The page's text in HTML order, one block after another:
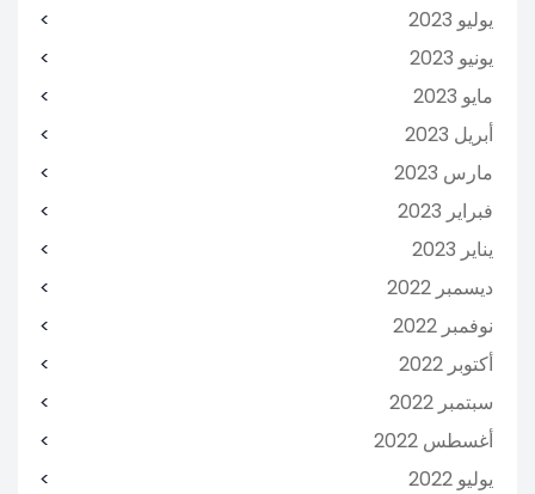
يوليو 2023
يونيو 2023
مايو 2023
أبريل 2023
مارس 2023
فبراير 2023
يناير 2023
ديسمبر 2022
نوفمبر 2022
أكتوبر 2022
سبتمبر 2022
أغسطس 2022
يوليو 2022